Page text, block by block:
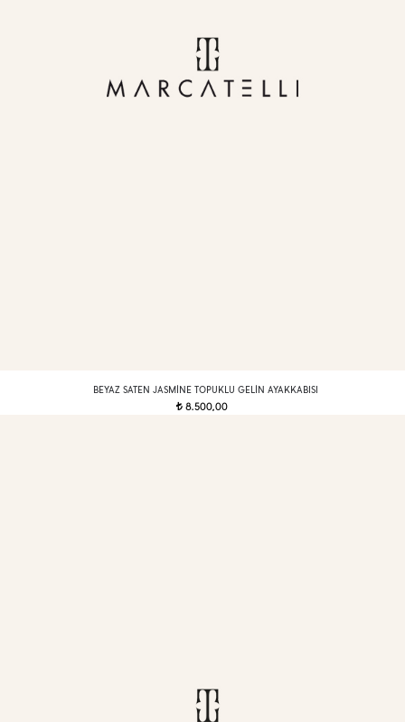
BEYAZ SATEN JASMINE TOPUKLU GELIN AYAKKABISI
t8.500,00